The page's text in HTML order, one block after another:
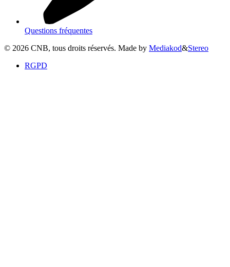
Questions fréquentes
© 2026 CNB, tous droits réservés. Made by Mediakod&Stereo
RGPD